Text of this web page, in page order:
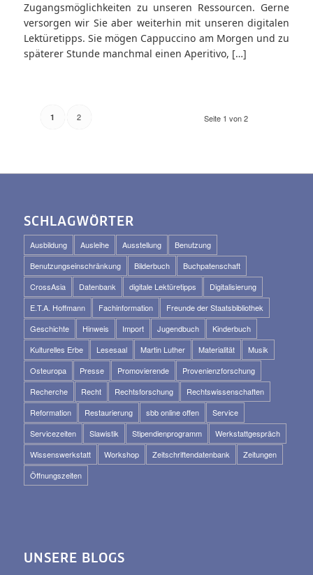
Zugangsmöglichkeiten zu unseren Ressourcen. Gerne
versorgen wir Sie aber weiterhin mit unseren digitalen
Lektüretipps. Sie mögen Cappuccino am Morgen und zu
späterer Stunde manchmal einen Aperitivo, […]
Seite 1 von 2
1 2
SCHLAGWÖRTER
Ausbildung Ausleihe Ausstellung
Benutzung
Benutzungseinschränkung
Bilderbuch
Buchpatenschaft
CrossAsia
Datenbank digitale Lektüretipps
Digitalisierung
E.T.A. Hoffmann
Fachinformation
Freunde der Staatsbibliothek
Geschichte
Hinweis Import Jugendbuch
Kinderbuch
Kulturelles Erbe
Lesesaal Martin Luther Materialität
Musik
Osteuropa
Presse Promovierende
Provenienzforschung
Recherche
Recht Rechtsforschung
Rechtswissenschaften
Reformation
Restaurierung sbb online offen
Service
Servicezeiten
Slawistik Stipendienprogramm
Werkstattgespräch
Wissenswerkstatt
Workshop Zeitschriftendatenbank
Zeitungen
Öffnungszeiten
UNSERE BLOGS